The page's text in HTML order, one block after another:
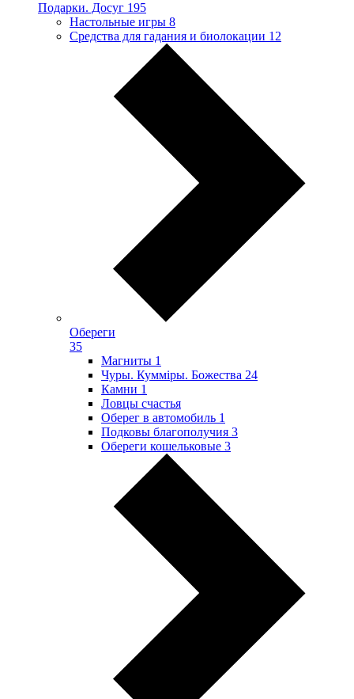
Подарки. Досуг 195
Настольные игры 8
Средства для гадания и биолокации 12
Обереги
35
Магниты 1
Чуры. Куммiры. Божества 24
Камни 1
Ловцы счастья
Оберег в автомобиль 1
Подковы благополучия 3
Обереги кошельковые 3